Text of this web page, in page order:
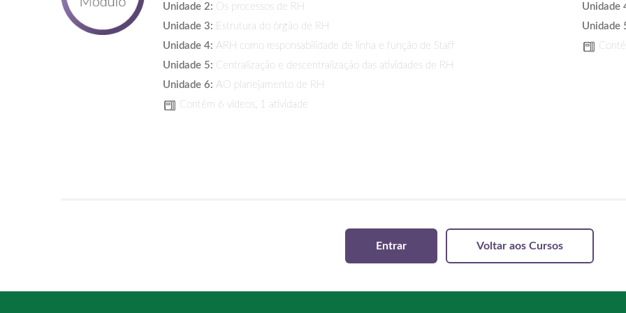
Unidade 2: Os processos de RH
Unidade 3: Estrutura do órgão de RH
Unidade 4: ARH como responsabilidade de linha e função de Staff
Unidade 5: Centralização e descentralização das atividades de RH
Unidade 6: AO planejamento de RH
Contém 6 vídeos, 1 atividade
Unidade
Unidade
Entrar Voltar aos Cursos